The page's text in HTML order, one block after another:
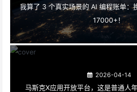
我算了 3 个真实场景的 AI 编程账单：
17000+！
2026-04-14
马斯克X应用开放平台，这是普通人